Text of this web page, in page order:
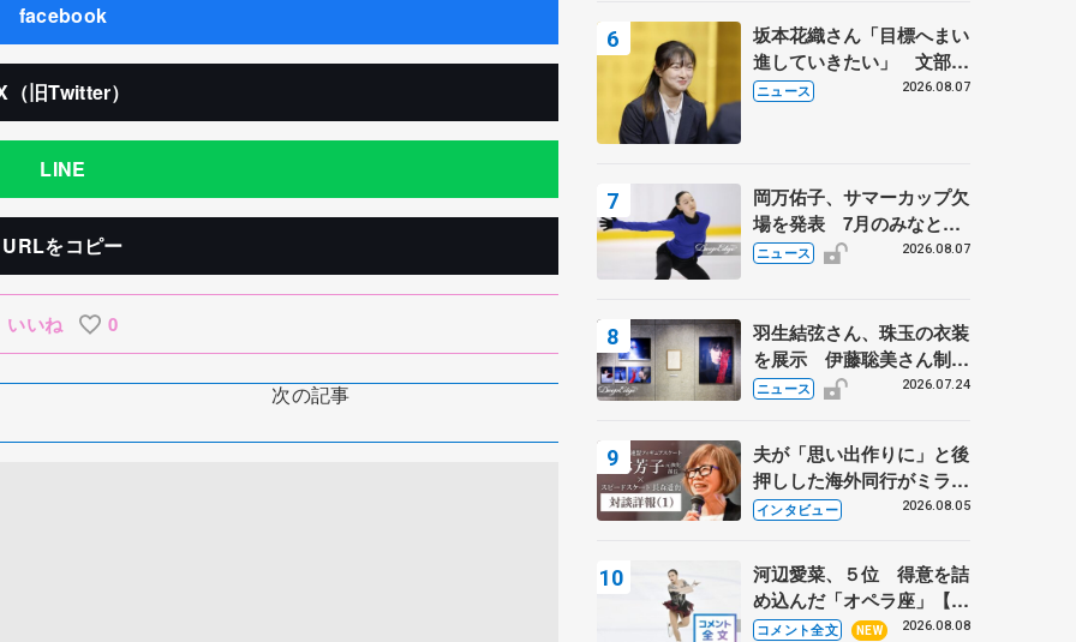
facebook
（旧Twitter）
LINE
URLをコピー
いいね 0
次の記事
坂本花織さん「目標へまい
進していきたい」 文部科
学省スポーツ表彰式で代表
ニュース 2026.08.07
岡万佑子、サマーカップ欠
場を発表 7月のみなとア
クルス杯は腰痛の影響で
ニュース 2026.08.07
羽生結弦さん、珠玉の衣装
を展示 伊藤聡美さん制作
の一点もの、矢口亨さんが
ニュース 2026.07.24
夫が「思い出作りに」と後
押しした海外同行がミラノ
まで… 繁華街のリンクで
に 小林芳子さんが振り返
るスケート人生
インタビュー 2026.08.05
河辺愛菜、５位 得意を詰
め込んだ「オペラ座」【み
なとアクルス杯フリー】
コメント全文 NEW 2026.08.08